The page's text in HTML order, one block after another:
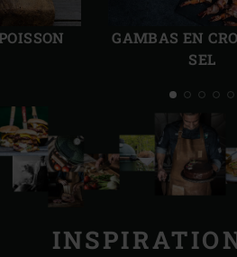
GAMBAS EN
SEL
Diapo
précédente